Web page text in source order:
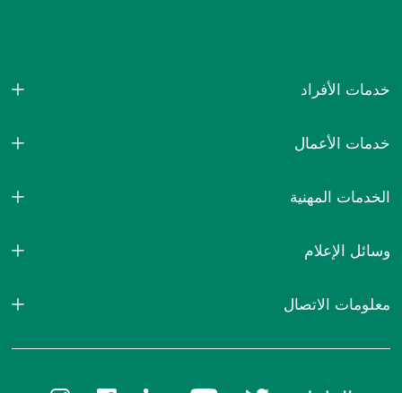
خدمات الأفراد
خدمات الأعمال
الخدمات المهنية
وسائل الإعلام
معلومات الاتصال